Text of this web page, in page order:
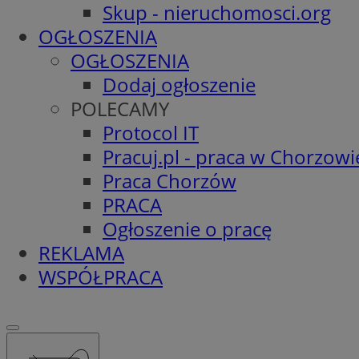
Skup - nieruchomosci.org
OGŁOSZENIA
OGŁOSZENIA
Dodaj ogłoszenie
POLECAMY
Protocol IT
Pracuj.pl - praca w
Praca Chorzów
PRACA
Ogłoszenie o pracę
REKLAMA
WSPÓŁPRACA